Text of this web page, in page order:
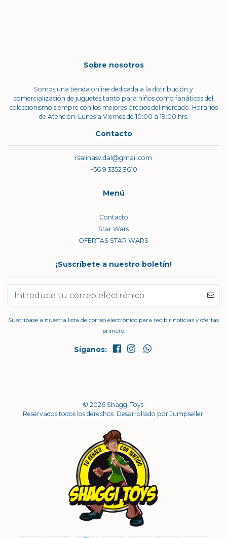
Sobre nosotros
Somos una tienda online dedicada a la distribución y
comercialización de juguetes tanto para niños como fanáticos del
coleccionismo siempre con los mejores precios del mercado. Horarios
de Atención: Lunes a Viernes de 10:00 a 19:00 hrs.
Contacto
rsalinasvidal@gmail.com
+56 9 3352 3610
Menú
Contacto
Star Wars
OFERTAS STAR WARS
¡Suscríbete a nuestro boletín!
Suscríbase a nuestra lista de correo electrónico para recibir noticias y ofertas
primero.
Síganos:
© 2026 Shaggi Toys.
Reservados todos los derechos. Desarrollado por Jumpseller.